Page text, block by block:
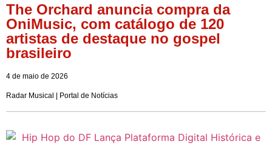
The Orchard anuncia compra da
OniMusic, com catálogo de 120
artistas de destaque no gospel
brasileiro
4 de maio de 2026
Radar Musical | Portal de Notícias